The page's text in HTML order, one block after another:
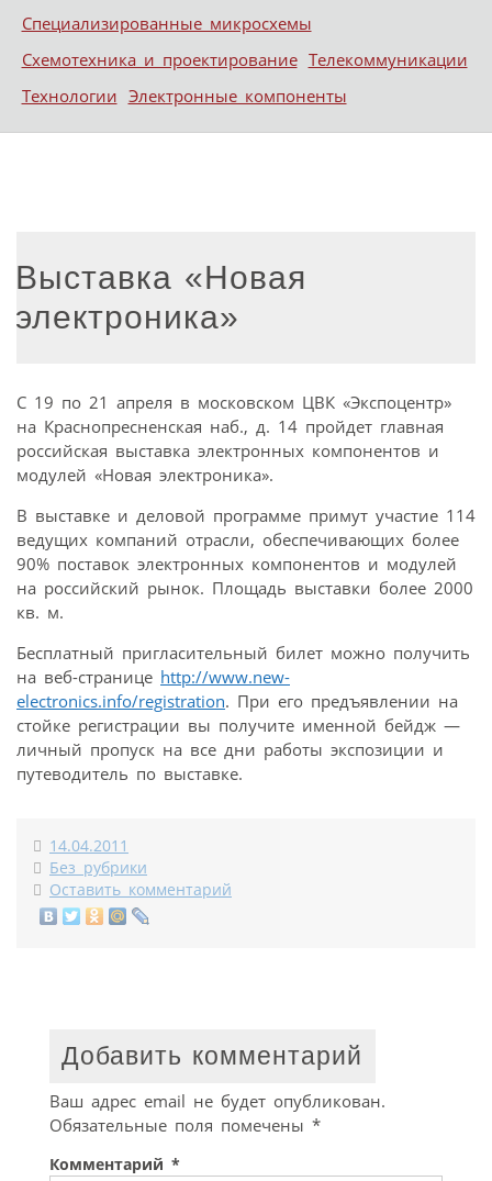
Специализированные микросхемы
Схемотехника и проектирование Телекоммуникации
Технологии Электронные компоненты
Выставка «Новая
электроника»
С 19 по 21 апреля в московском ЦВК «Экспоцентр»
на Краснопресненская наб., д. 14 пройдет главная
российская выставка электронных компонентов и
модулей «Новая электроника».
В выставке и деловой программе примут участие 114
ведущих компаний отрасли, обеспечивающих более
90% поставок электронных компонентов и модулей
на российский рынок. Площадь выставки более 2000
кв. м.
Бесплатный пригласительный билет можно получить
на веб-странице http://www.new-
electronics.info/registration. При его предъявлении на
стойке регистрации вы получите именной бейдж —
личный пропуск на все дни работы экспозиции и
путеводитель по выставке.
14.04.2011
Без рубрики
Оставить комментарий
Добавить комментарий
Ваш адрес email не будет опубликован.
Обязательные поля помечены *
Комментарий *